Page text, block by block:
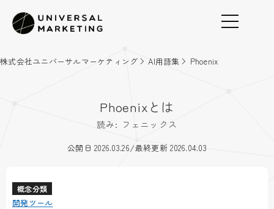
株式会社ユニバーサルマーケティング AI用語集 Phoenix
Phoenixとは
読み: フェニックス
公開日 2026.03.26/最終更新 2026.04.03
概念分類
開発ツール